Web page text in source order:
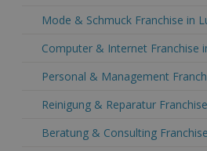
Mode & Schmuck Franchise in
Computer & Internet Franchise
Personal & Management
Reinigung & Reparatur
Beratung & Consulting